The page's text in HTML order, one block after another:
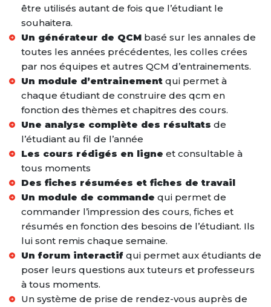
être utilisés autant de fois que l’étudiant le
souhaitera.
Un générateur de QCM basé sur les annales de
toutes les années précédentes, les colles crées
par nos équipes et autres QCM d’entrainements.
Un module d’entrainement qui permet à
chaque étudiant de construire des qcm en
fonction des thèmes et chapitres des cours.
Une analyse complète des résultats de
l’étudiant au fil de l’année
Les cours rédigés en ligne et consultable à
tous moments
Des fiches résumées et fiches de travail
Un module de commande qui permet de
commander l’impression des cours, fiches et
résumés en fonction des besoins de l’étudiant. Ils
lui sont remis chaque semaine.
Un forum interactif qui permet aux étudiants de
poser leurs questions aux tuteurs et professeurs
à tous moments.
Un système de prise de rendez-vous auprès de